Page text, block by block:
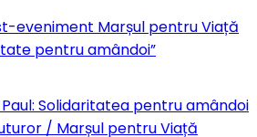
eveniment Marșul pentru Viață
pentru amândoi”
Solidaritatea pentru amândoi
/ Marșul pentru Viață